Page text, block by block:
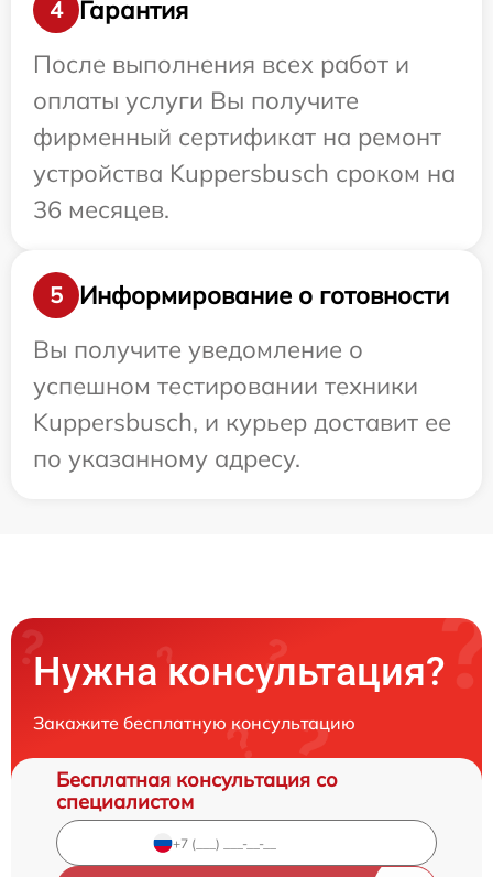
4
Гарантия
После выполнения всех работ и
оплаты услуги Вы получите
фирменный сертификат на ремонт
устройства Kuppersbusch сроком на
36 месяцев.
5
Информирование о готовности
Вы получите уведомление о
успешном тестировании техники
Kuppersbusch, и курьер доставит ее
по указанному адресу.
Нужна консультация?
Закажите бесплатную консультацию
Бесплатная консультация со
специалистом